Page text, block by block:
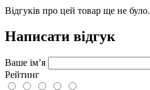
Відгуків про цей товар ще не було.
Написати відгук
Ваше ім’я
Рейтинг